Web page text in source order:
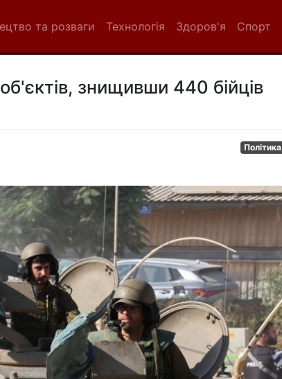
та розваги Технологія Здоров'я Спорт
знищивши 440 бійців
Політика